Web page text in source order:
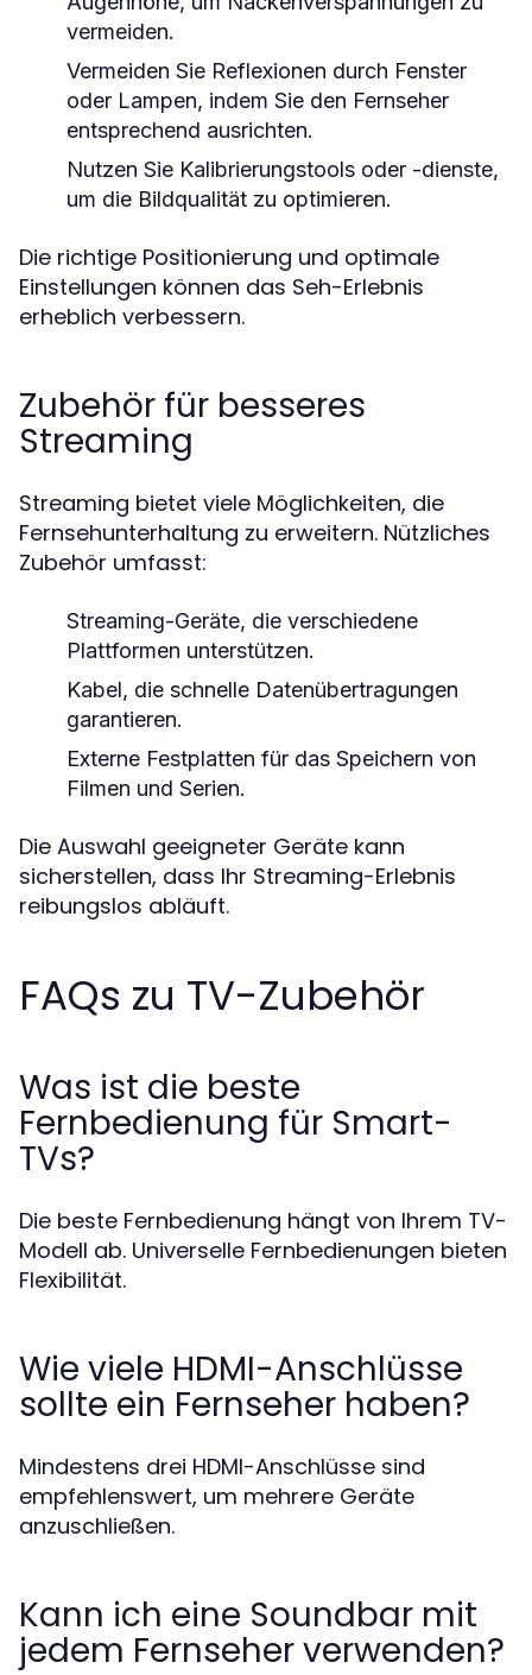
vermeiden.
Vermeiden Sie Reflexionen durch Fenster
oder Lampen, indem Sie den Fernseher
entsprechend ausrichten.
Nutzen Sie Kalibrierungstools oder -dienste,
um die Bildqualität zu optimieren.
Die richtige Positionierung und optimale
Einstellungen können das Seh-Erlebnis
erheblich verbessern.
Zubehör für besseres
Streaming
Streaming bietet viele Möglichkeiten, die
Fernsehunterhaltung zu erweitern. Nützliches
Zubehör umfasst:
Streaming-Geräte, die verschiedene
Plattformen unterstützen.
Kabel, die schnelle Datenübertragungen
garantieren.
Externe Festplatten für das Speichern von
Filmen und Serien.
Die Auswahl geeigneter Geräte kann
sicherstellen, dass Ihr Streaming-Erlebnis
reibungslos abläuft.
FAQs zu TV-Zubehör
Was ist die beste
Fernbedienung für Smart-
TVs?
Die beste Fernbedienung hängt von Ihrem TV-
Modell ab. Universelle Fernbedienungen bieten
Flexibilität.
Wie viele HDMI-Anschlüsse
sollte ein Fernseher haben?
Mindestens drei HDMI-Anschlüsse sind
empfehlenswert, um mehrere Geräte
anzuschließen.
Kann ich eine Soundbar mit
jedem Fernseher verwenden?